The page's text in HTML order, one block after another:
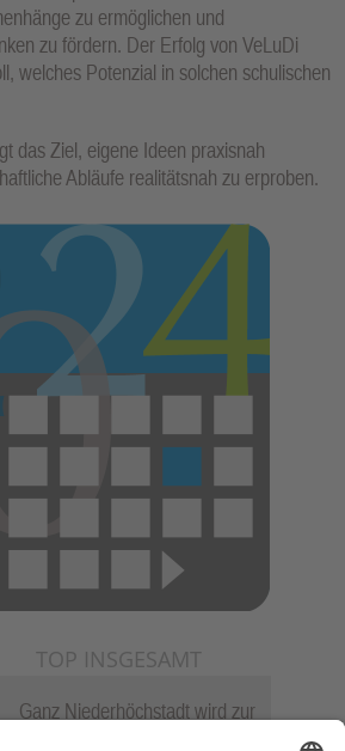
zu ermöglichen und
zu fördern. Der Erfolg von VeLuDi
welches Potenzial in solchen schulischen
das Ziel, eigene Ideen praxisnah
Abläufe realitätsnah zu erproben.
TOP INSGESAMT
Ganz Niederhöchstadt wird zur